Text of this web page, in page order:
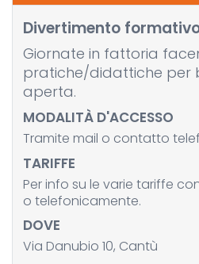
Divertimento
Giornate in fattoria
pratiche/didattiche per
aperta.
MODALITÀ D'ACCESSO
Tramite mail o contatto
TARIFFE
Per info su le varie tariffe
o telefonicamente.
DOVE
Via Danubio 10, Cantù